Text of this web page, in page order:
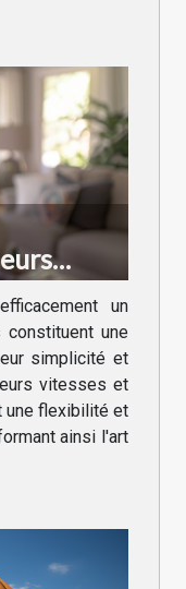
turbo
un
une
simplicité et
vitesses et
flexibilité et
ainsi l'art